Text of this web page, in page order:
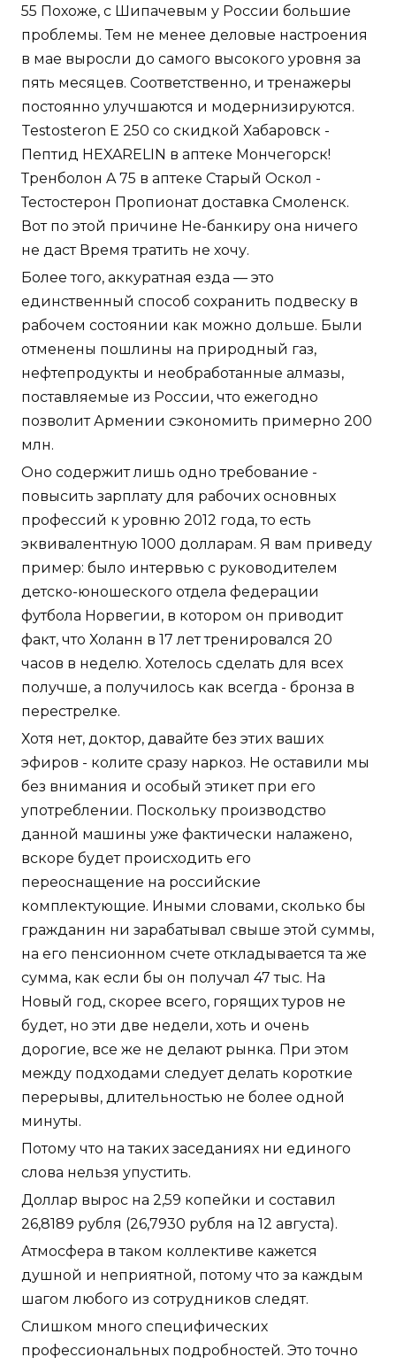
55 Похоже, с Шипачевым у России большие
проблемы. Тем не менее деловые настроения
в мае выросли до самого высокого уровня за
пять месяцев. Соответственно, и тренажеры
постоянно улучшаются и модернизируются.
Testosteron E 250 со скидкой Хабаровск -
Пептид HEXARELIN в аптеке Мончегорск!
Тренболон A 75 в аптеке Старый Оскол -
Тестостерон Пропионат доставка Смоленск.
Вот по этой причине Не-банкиру она ничего
не даст Время тратить не хочу.
Более того, аккуратная езда — это
единственный способ сохранить подвеску в
рабочем состоянии как можно дольше. Были
отменены пошлины на природный газ,
нефтепродукты и необработанные алмазы,
поставляемые из России, что ежегодно
позволит Армении сэкономить примерно 200
млн.
Оно содержит лишь одно требование -
повысить зарплату для рабочих основных
профессий к уровню 2012 года, то есть
эквивалентную 1000 долларам. Я вам приведу
пример: было интервью с руководителем
детско-юношеского отдела федерации
футбола Норвегии, в котором он приводит
факт, что Холанн в 17 лет тренировался 20
часов в неделю. Хотелось сделать для всех
получше, а получилось как всегда - бронза в
перестрелке.
Хотя нет, доктор, давайте без этих ваших
эфиров - колите сразу наркоз. Не оставили мы
без внимания и особый этикет при его
употреблении. Поскольку производство
данной машины уже фактически налажено,
вскоре будет происходить его
переоснащение на российские
комплектующие. Иными словами, сколько бы
гражданин ни зарабатывал свыше этой суммы,
на его пенсионном счете откладывается та же
сумма, как если бы он получал 47 тыс. На
Новый год, скорее всего, горящих туров не
будет, но эти две недели, хоть и очень
дорогие, все же не делают рынка. При этом
между подходами следует делать короткие
перерывы, длительностью не более одной
минуты.
Потому что на таких заседаниях ни единого
слова нельзя упустить.
Доллар вырос на 2,59 копейки и составил
26,8189 рубля (26,7930 рубля на 12 августа).
Атмосфера в таком коллективе кажется
душной и неприятной, потому что за каждым
шагом любого из сотрудников следят.
Слишком много специфических
профессиональных подробностей. Это точно